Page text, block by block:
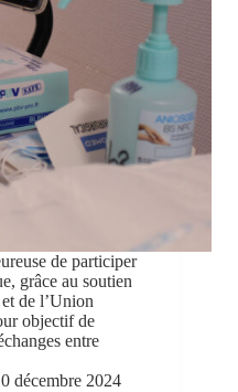
de participer
grâce au soutien
de l’Union
objectif de
entre
décembre 2024